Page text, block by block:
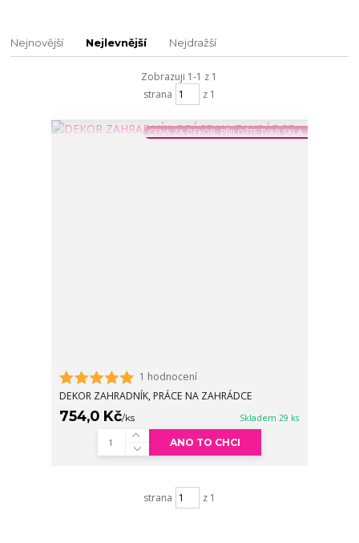
Nejnovější Nejlevnější Nejdražší
Zobrazuji 1-1 z 1
strana
z 1
CENA ZA DEKOR, PŘILOŽTE TVAR SKLA
1 hodnocení
DEKOR ZAHRADNÍK, PRÁCE NA ZAHRÁDCE
754,0 Kč/ks Skladem 29 ks
ANO TO CHCI
strana z 1